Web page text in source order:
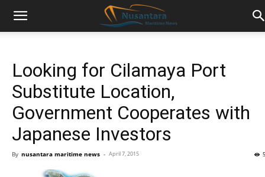
Looking for Cilamaya Port
Substitute Location,
Government Cooperates with
Japanese Investors
By nusantara maritime news - April 7, 2015